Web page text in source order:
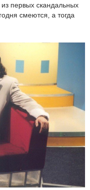
первых скандальных
смеются, а тогда